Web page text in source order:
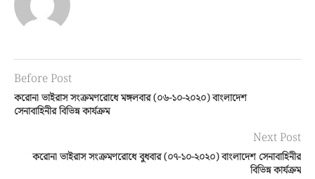
Before Post
করোনা ভাইরাস সংক্রমণরোধে মঙ্গলবার (০৬-১০-২০২০) বাংলাদেশ
সেনাবাহিনীর বিভিন্ন কার্যক্রম
Next Post
করোনা ভাইরাস সংক্রমণরোধে বুধবার (০৭-১০-২০২০) বাংলাদেশ সেনাবাহিনীর
বিভিন্ন কার্যক্রম